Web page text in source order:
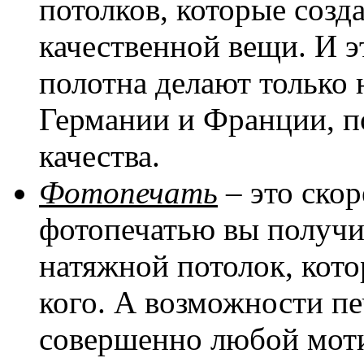
потолков, которые
качественной вещи. И
полотна делают
Германии и Франции,
качества.
Фотопечать – это
фотопечатью вы
натяжной потолок,
кого. А возможности
совершенно любой